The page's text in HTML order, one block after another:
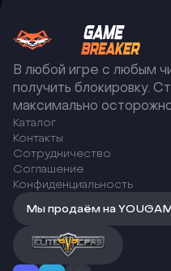
В любой игре с любым
получить блокировку.
максимально
Каталог
Контакты
Сотрудничество
Соглашение
Конфиденциальность
Мы продаём на